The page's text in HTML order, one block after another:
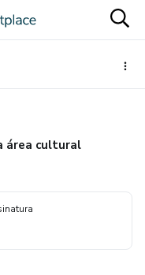
área cultural